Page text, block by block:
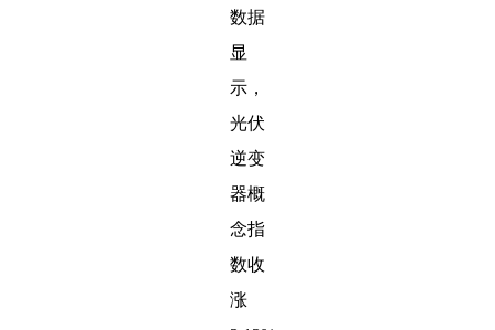
数据
显
示，
光伏
逆变
器概
念指
数收
涨